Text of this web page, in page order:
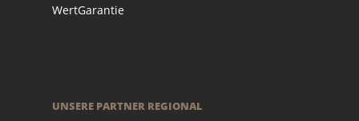
WertGarantie
UNSERE PARTNER REGIONAL